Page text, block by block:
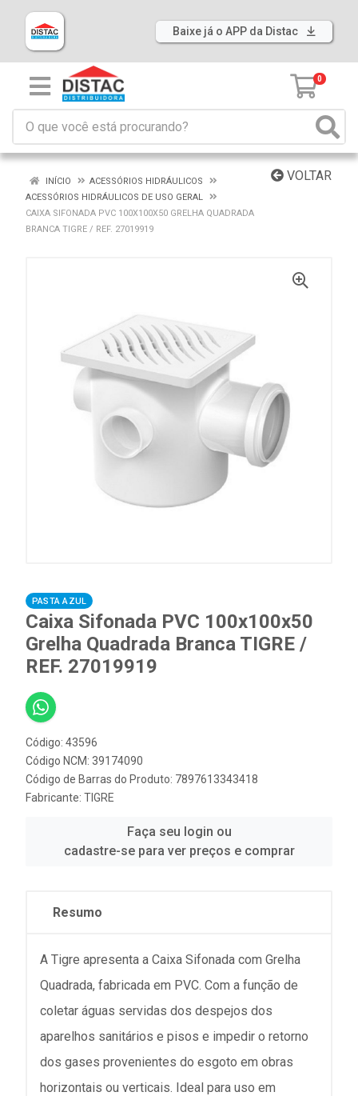
Baixe já o APP da Distac
0
VOLTAR
INÍCIO
ACESSÓRIOS HIDRÁULICOS
ACESSÓRIOS HIDRÁULICOS DE USO GERAL
CAIXA SIFONADA PVC 100X100X50 GRELHA QUADRADA
BRANCA TIGRE / REF. 27019919
PASTA AZUL
Caixa Sifonada PVC 100x100x50
Grelha Quadrada Branca TIGRE /
REF. 27019919
Código: 43596
Código NCM: 39174090
Código de Barras do Produto: 7897613343418
Fabricante: TIGRE
Faça seu login ou
cadastre-se para ver preços e comprar
Resumo
A Tigre apresenta a Caixa Sifonada com Grelha
Quadrada, fabricada em PVC. Com a função de
coletar águas servidas dos despejos dos
aparelhos sanitários e pisos e impedir o retorno
dos gases provenientes do esgoto em obras
horizontais ou verticais. Ideal para uso em